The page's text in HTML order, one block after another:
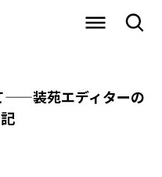
——装苑エディターの